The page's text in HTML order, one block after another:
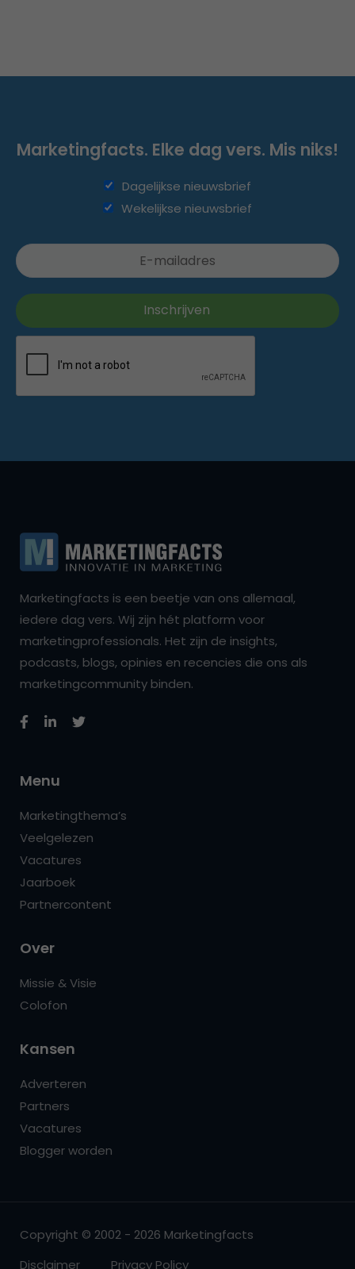
Marketingfacts. Elke dag vers. Mis niks!
Dagelijkse nieuwsbrief
Wekelijkse nieuwsbrief
Marketingfacts is een beetje van ons allemaal,
iedere dag vers. Wij zijn hét platform voor
marketingprofessionals. Het zijn de insights,
podcasts, blogs, opinies en recencies die ons als
marketingcommunity binden.
Menu
Marketingthema’s
Veelgelezen
Vacatures
Jaarboek
Partnercontent
Over
Missie & Visie
Colofon
Kansen
Adverteren
Partners
Vacatures
Blogger worden
Copyright © 2002 - 2026 Marketingfacts
Disclaimer
Privacy Policy